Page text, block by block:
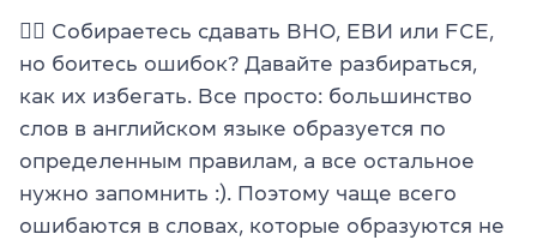
(063) 580 11 00
(098) 580 11 00
г. Киев, метро Золотые Ворота, ул. Ярославов Вал, 13/2-б,
🖐🏼 Собираетесь сдавать ВНО, ЕВИ или FCE,
но боитесь ошибок? Давайте разбираться,
как их избегать. Все просто: большинство
слов в английском языке образуется по
определенным правилам, а все остальное
нужно запомнить :). Поэтому чаще всего
ошибаются в словах, которые образуются не